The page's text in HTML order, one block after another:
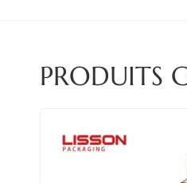
PRODUITS